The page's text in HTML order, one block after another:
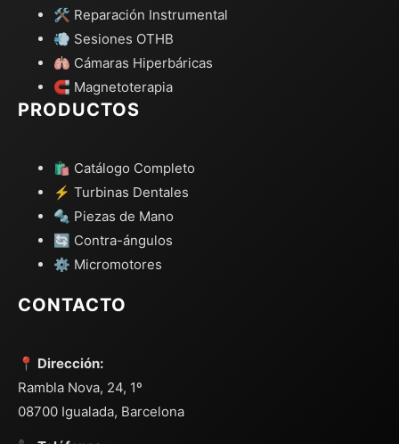
🛠️ Reparación Instrumental
💨 Sesiones OTHB
🫁 Cámaras Hiperbáricas
🧲 Magnetoterapia
PRODUCTOS
🛍️ Catálogo Completo
⚡ Turbinas Dentales
🔩 Piezas de Mano
🔄 Contra-ángulos
⚙️ Micromotores
CONTACTO
📍 Dirección:
Rambla Nova, 24, 1º
08700 Igualada, Barcelona